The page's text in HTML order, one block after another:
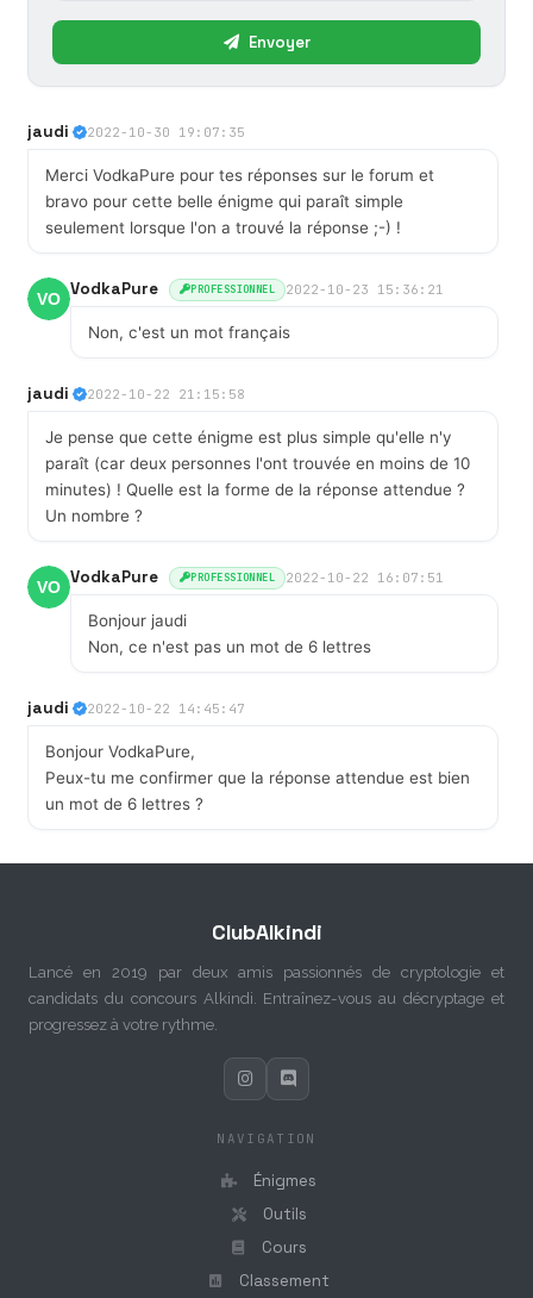
Envoyer
jaudi 2022-10-30 19:07:35
Merci VodkaPure pour tes réponses sur le forum et
bravo pour cette belle énigme qui paraît simple
seulement lorsque l'on a trouvé la réponse ;-) !
VodkaPure PROFESSIONNEL 2022-10-23 15:36:21
Non, c'est un mot français
jaudi 2022-10-22 21:15:58
Je pense que cette énigme est plus simple qu'elle n'y
paraît (car deux personnes l'ont trouvée en moins de 10
minutes) ! Quelle est la forme de la réponse attendue ?
Un nombre ?
VodkaPure PROFESSIONNEL 2022-10-22 16:07:51
Bonjour jaudi
Non, ce n'est pas un mot de 6 lettres
jaudi 2022-10-22 14:45:47
Bonjour VodkaPure,
Peux-tu me confirmer que la réponse attendue est bien
un mot de 6 lettres ?
ClubAlkindi
Lancé en 2019 par deux amis passionnés de cryptologie et
candidats du concours Alkindi. Entraînez-vous au décryptage et
progressez à votre rythme.
NAVIGATION
Énigmes
Outils
Cours
Classement